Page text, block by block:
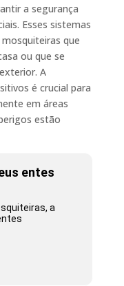
a segurança
Esses sistemas
que
ou que se
A
é crucial para
em áreas
estão
entes
a